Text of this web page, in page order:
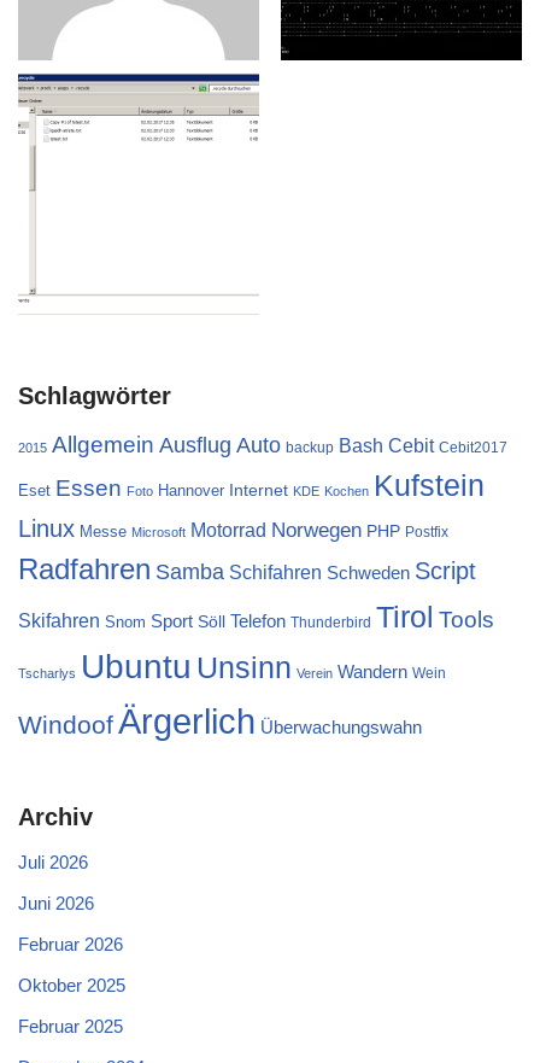
Schlagwörter
2015 Allgemein Ausflug Auto backup Bash Cebit Cebit2017
Eset Essen Foto Hannover Internet KDE Kochen Kufstein
Linux Messe Microsoft Motorrad Norwegen PHP Postfix
Radfahren Samba Schifahren Schweden Script
Skifahren Snom Sport Söll Telefon Thunderbird Tirol Tools
Tscharlys Ubuntu Unsinn Verein Wandern Wein
WindoofÄrgerlich Überwachungswahn
Archiv
Juli 2026
Juni 2026
Februar 2026
Oktober 2025
Februar 2025